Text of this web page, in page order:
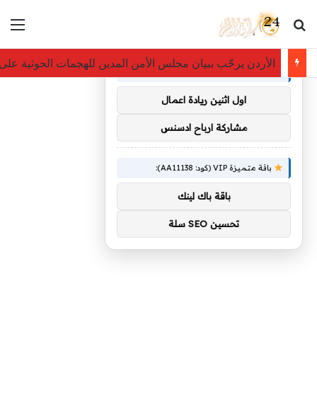
بحث عن
الأردن يرحّب ببيان مجلس الأمن المدين للهجمات الحوثية
توصيات :
باقة متميزة VIP (كود: AA38045):
اول اثنين ريادة اعمال
مشاركة ارباح ادسنس
باقة متميزة VIP (كود: AA11138):
باقة باك لينك
تحسين SEO سلة